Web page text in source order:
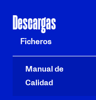
Descargas
Ficheros
Manual de
Calidad